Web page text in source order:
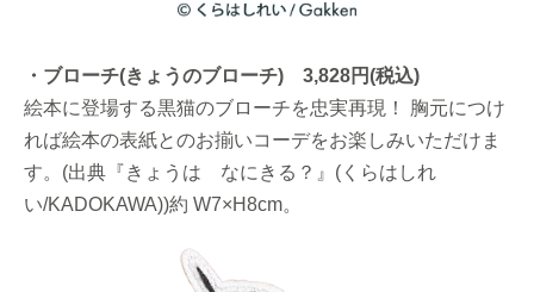
・ブローチ(きょうのブローチ) 3,828円(税込)
絵本に登場する黒猫のブローチを忠実再現！ 胸元につけ
れば絵本の表紙とのお揃いコーデをお楽しみいただけま
す。(出典『きょうは なにきる？』(くらはしれ
い/KADOKAWA))約 W7×H8cm。